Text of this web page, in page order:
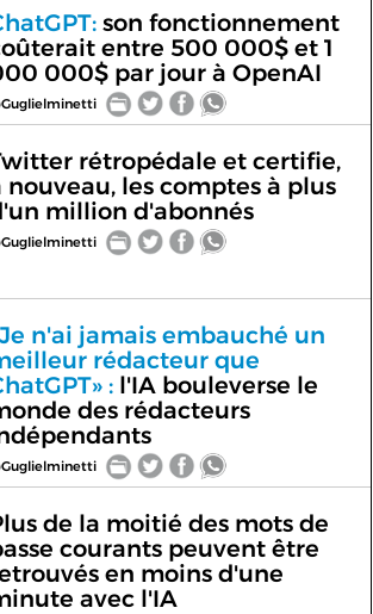
son fonctionnement
entre 500 000$ et 1
000$ par jour à OpenAI
rétropédale et certifie,
nouveau, les comptes à plus
million d'abonnés
n'ai jamais embauché un
rédacteur que
:l'IA bouleverse le
des rédacteurs
de la moitié des mots de
courants peuvent être
en moins d'une
avec l'IA